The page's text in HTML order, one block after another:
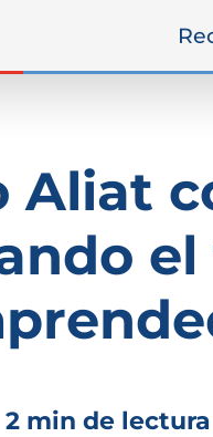
Aliat
2 min de lectura